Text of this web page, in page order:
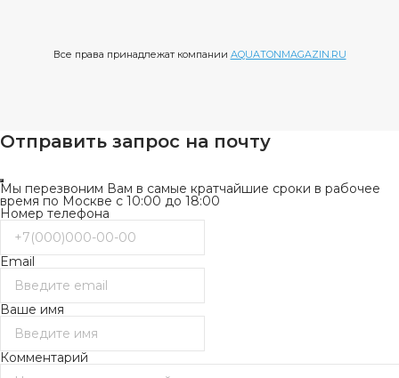
Все права принадлежат компании AQUATONMAGAZIN.RU
Отправить запрос на почту
Мы перезвоним Вам в самые кратчайшие сроки в рабочее
время по Москве с 10:00 до 18:00
Номер телефона
Email
Ваше имя
Комментарий